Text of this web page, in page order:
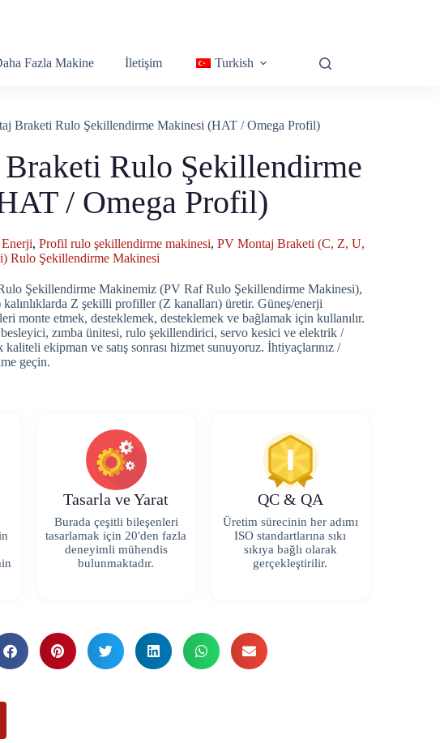
Fazla Makine İletişim Turkish
Braketi Rulo Şekillendirme Makinesi (HAT / Omega Profil)
Rulo Şekillendirme
/ Omega Profil)
, Profil rulo şekillendirme makinesi, PV Montaj Braketi (C, Z, U,
Rulo Şekillendirme Makinesi
Şekillendirme Makinemiz (PV Raf Rulo Şekillendirme Makinesi),
Z şekilli profiller (Z kanalları) üretir. Güneş/enerji
monte etmek, desteklemek, desteklemek ve bağlamak için kullanılır.
zımba ünitesi, rulo şekillendirici, servo kesici ve elektrik /
ekipman ve satış sonrası hizmet sunuyoruz. İhtiyaçlarınız /
geçin.
Tasarla ve Yarat
Burada çeşitli bileşenleri
tasarlamak için 20'den fazla
deneyimli mühendis
bulunmaktadır.
QC & QA
Üretim sürecinin her adımı
ISO standartlarına sıkı
sıkıya bağlı olarak
gerçekleştirilir.